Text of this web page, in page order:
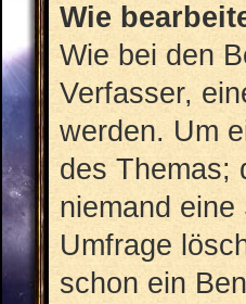
Wie
Wie bei den
Verfasser,
werden. Um
des Themas;
niemand
Umfrage
schon ein